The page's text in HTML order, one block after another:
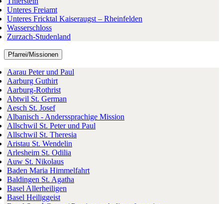
Unteres Freiamt
Unteres Fricktal Kaiseraugst – Rheinfelden
Wasserschloss
Zurzach-Studenland
Pfarrei/Missionen
Aarau Peter und Paul
Aarburg Guthirt
Aarburg-Rothrist
Abtwil St. German
Aesch St. Josef
Albanisch - Anderssprachige Mission
Allschwil St. Peter und Paul
Allschwil St. Theresia
Aristau St. Wendelin
Arlesheim St. Odilia
Auw St. Nikolaus
Baden Maria Himmelfahrt
Baldingen St. Agatha
Basel Allerheiligen
Basel Heiliggeist